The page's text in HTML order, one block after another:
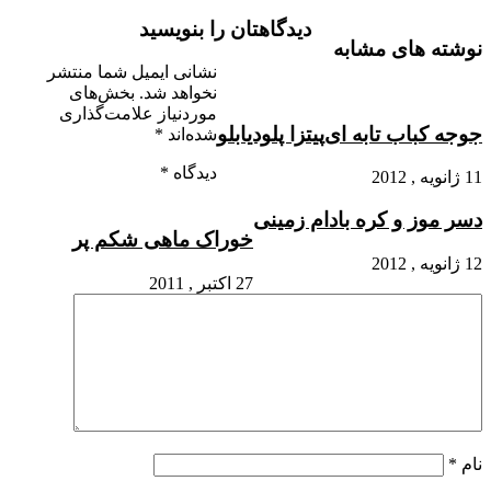
نوشته های مشابه
جوجه کباب تابه ای
11 ژانویه , 2012
پیتزا پلودیابلو
دسر موز و کره بادام زمینی
12 ژانویه , 2012
خوراک ماهی شکم پر
27 اکتبر , 2011
دیدگاهتان را بنویسید
نشانی ایمیل شما منتشر
نخواهد شد. بخش‌های
موردنیاز علامت‌گذاری
شده‌اند *
دیدگاه *
نام *